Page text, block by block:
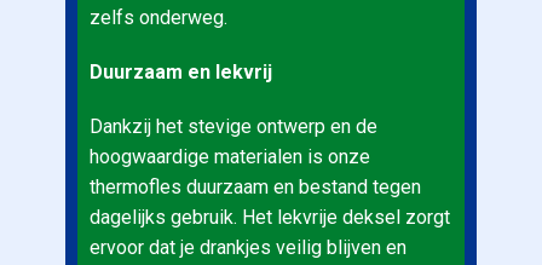
zelfs onderweg.
Duurzaam en lekvrij
Dankzij het stevige ontwerp en de
hoogwaardige materialen is onze
thermofles duurzaam en bestand tegen
dagelijks gebruik. Het lekvrije deksel zorgt
ervoor dat je drankjes veilig blijven en